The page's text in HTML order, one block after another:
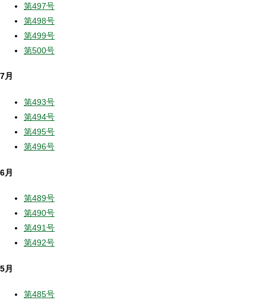
第497号
第498号
第499号
第500号
7月
第493号
第494号
第495号
第496号
6月
第489号
第490号
第491号
第492号
5月
第485号